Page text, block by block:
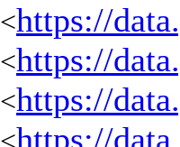
<https://
<https://
<https://
https://